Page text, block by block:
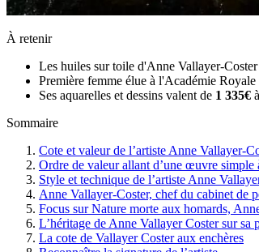
À retenir
Les huiles sur toile d'Anne Vallayer-Coster
Première femme élue à l'Académie
Ses aquarelles et dessins valent de 1 335€ à
Sommaire
Cote et valeur de l’artiste Anne Vallayer-
Ordre de valeur allant d’une œuvre simple
Style et technique de l’artiste Anne
Anne Vallayer-Coster, chef du cabinet de
Focus sur Nature morte aux homards,
L’héritage de Anne Vallayer Coster sur sa
La cote de Vallayer Coster aux enchères